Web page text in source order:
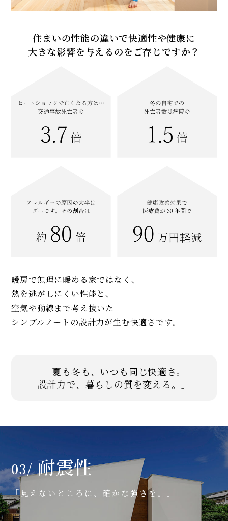
住まいの性能の違いで快適性や健康に
大きな影響を与えるのをご存じですか？
暖房で無理に暖める家ではなく、
熱を逃がしにくい性能と、
空気や動線まで考え抜いた
シンプルノートの設計力が生む快適さです。
「夏も冬も、いつも同じ快適さ。
設計力で、暮らしの質を変える。」
03/ 耐震性
「見えないところに、確かな強さを。」